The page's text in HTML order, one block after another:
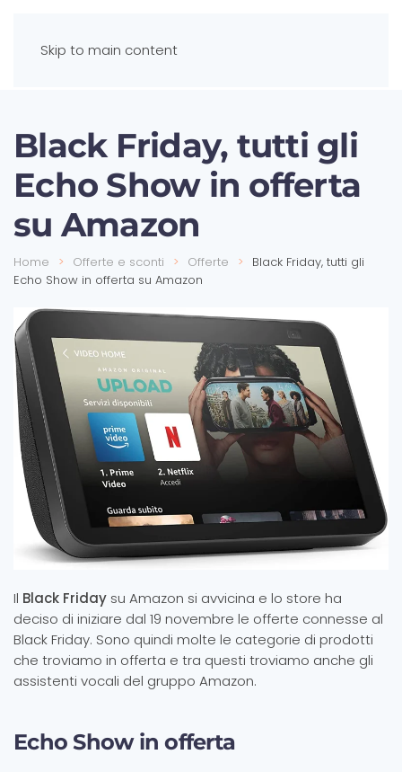
Skip to main content
Black Friday, tutti gli
Echo Show in offerta
su Amazon
Home Offerte e sconti Offerte
Black Friday, tutti gli
Echo Show in offerta su Amazon
Il Black Friday su Amazon si avvicina e lo store ha
deciso di iniziare dal 19 novembre le offerte connesse al
Black Friday. Sono quindi molte le categorie di prodotti
che troviamo in offerta e tra questi troviamo anche gli
assistenti vocali del gruppo Amazon.
Echo Show in offerta